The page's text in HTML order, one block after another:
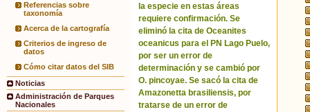
Referencias sobre
taxonomía
Acerca de la cartografía
Criterios de ingreso de
datos
Cómo citar datos del SIB
Noticias
Administración de Parques
Nacionales
la especie en estas áreas
requiere confirmación. Se
eliminó la cita de Oceanites
oceanicus para el PN Lago Puelo,
por ser un error de
determinación y se cambió por
O. pincoyae. Se sacó la cita de
Amazonetta brasiliensis, por
tratarse de un error de